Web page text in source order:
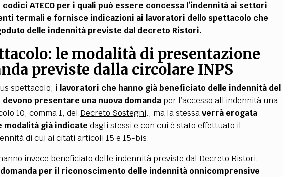
ATECO per i quali può essere concessa l’indennità ai settori
termali e fornisce indicazioni ai lavoratori dello spettacolo che
delle indennità previste dal decreto Ristori.
le modalità di presentazione
previste dalla circolare INPS
spettacolo, i lavoratori che hanno già beneficiato delle indennità del
presentare una nuova domandaper l’accesso all’indennità una
10, comma 1, del Decreto Sostegni., ma la stessaverrà erogata
modalità già indicate dagli stessi e con cui è stato effettuato il
di cui ai citati articoli 15 e 15-bis.
invece beneficiato delle indennità previste dal Decreto Ristori,
domanda per il riconoscimento delle indennità onnicomprensive